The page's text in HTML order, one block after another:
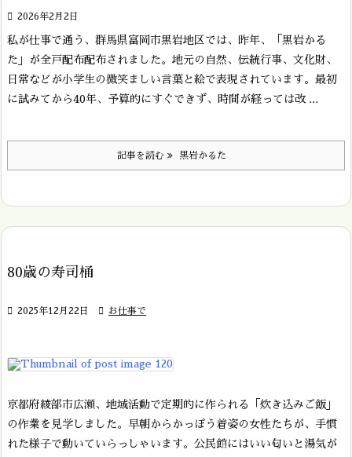
 2026年2月2日
私が仕事で通う、群馬県富岡市黒岩地区では、昨年、「黒岩かる
た」が全戸配布配布されました。地元の自然、伝統行事、文化財、
日常などが小学生の微笑ましい言葉と絵で表現されています。最初
に試みてから40年、予算的にすぐできず、時間が経っては改 ...
記事を読む 黒岩かるた
80歳の寿司桶
 2025年12月22日  お仕事で
京都府綾部市広瀬、地域活動で定期的に作られる「炊き込みご飯」
の作業を見学しました。早朝からかっぽう着姿の女性たちが、手慣
れた様子で動いていらっしゃいます。公民館にはいい匂いと湯気が